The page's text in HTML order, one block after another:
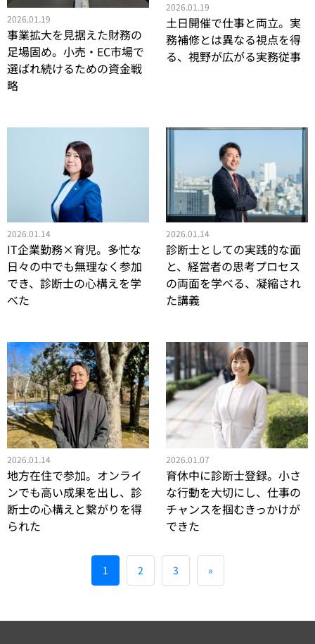
2026.01.19
事業拡大を見据えた財務の
足場固め。小売・EC市場で
選ばれ続けるための資金戦
略
2026.01.19
土日開催で仕事と両立。実
務補修とは異なる視点を得
る、視野が広がる実務従事
2026.01.14
IT企業勤務×育児。多忙な
日々の中でも無理なく参加
でき、診断士の心構えを学
べた
2026.01.14
診断士としての実践的な面
と、経営者の思考プロセス
の両面を学べる、凝縮され
た講義
2026.01.14
地方在住で参加。オンライ
ンでも高い成果を出し、診
断士の心構えと繋がりを得
られた
2026.01.07
育休中に診断士登録。小さ
な行動を大切にし、仕事の
チャンスを掴むきっかけが
できた
1 2 3 »